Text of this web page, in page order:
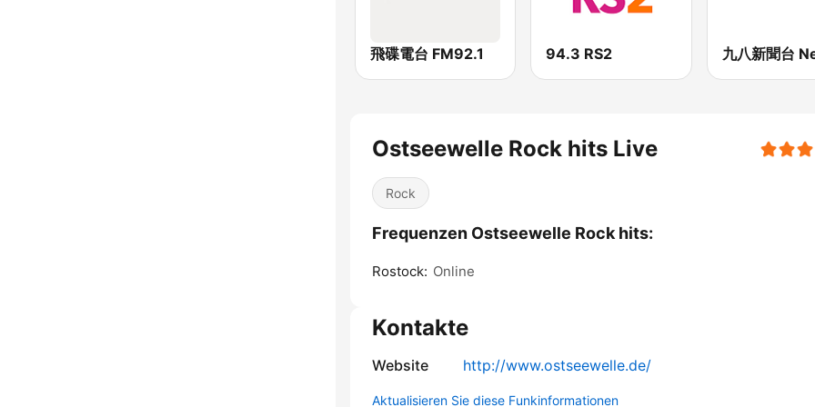
飛碟電台 FM92.1 94.3 RS2
Ostseewelle Rock hits Live
Rock
Frequenzen Ostseewelle Rock hits:
Rostock: Online
Kontakte
Website http://www.ostseewelle.de/
Aktualisieren Sie diese Funkinformationen